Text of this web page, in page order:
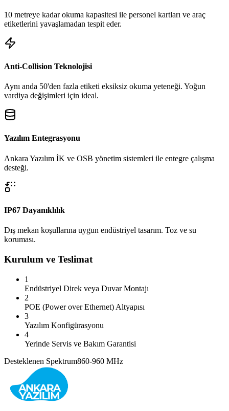
10 metreye kadar okuma kapasitesi ile personel kartları ve araç
etiketlerini yavaşlamadan tespit eder.
Anti-Collision Teknolojisi
Aynı anda 50'den fazla etiketi eksiksiz okuma yeteneği. Yoğun
vardiya değişimleri için ideal.
Yazılım Entegrasyonu
Ankara Yazılım İK ve OSB yönetim sistemleri ile entegre çalışma
desteği.
IP67 Dayanıklılık
Dış mekan koşullarına uygun endüstriyel tasarım. Toz ve su
koruması.
Kurulum ve Teslimat
1
Endüstriyel Direk veya Duvar Montajı
2
POE (Power over Ethernet) Altyapısı
3
Yazılım Konfigürasyonu
4
Yerinde Servis ve Bakım Garantisi
Desteklenen Spektrum860-960 MHz